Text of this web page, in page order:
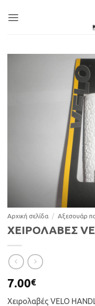
Αρχική σελίδα / Αξεσουάρ
ΧΕΙΡΟΛΑΒΕΣ
7.00€
Χειρολαβές VELO